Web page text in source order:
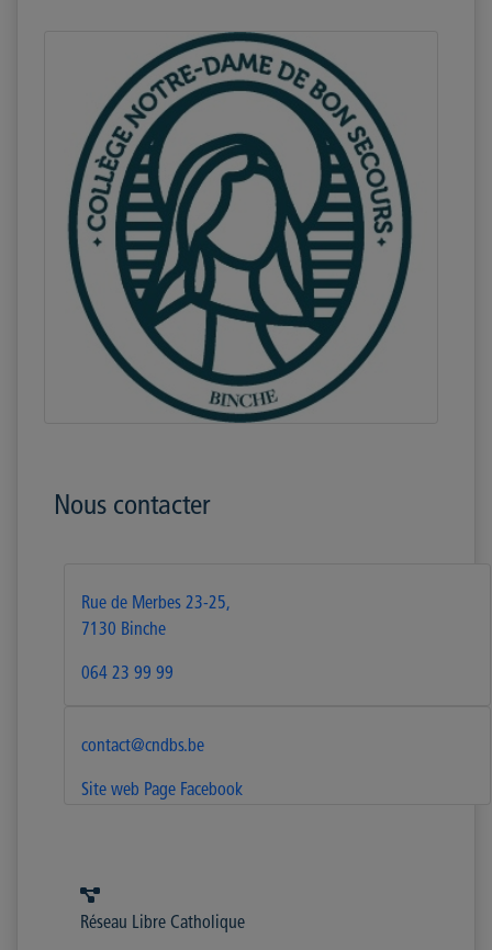
Nous contacter
Rue de Merbes 23-25,
7130 Binche
064 23 99 99
contact@cndbs.be
Site web Page Facebook
Réseau Libre Catholique